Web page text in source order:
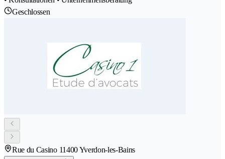
Geschlossen
Rue du Casino 11400 Yverdon-les-Bains